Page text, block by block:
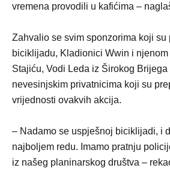
vremena provodili u kafićima –
Zahvalio se svim sponzorima koji su
biciklijadu, Kladionici Wwin i
Stajiću, Vodi Leda iz Širokog
nevesinjskim privatnicima koji su
vrijednosti ovakvih akcija.
– Nadamo se uspješnoj biciklijadi, i
najboljem redu. Imamo pratnju
iz našeg planinarskog društva –